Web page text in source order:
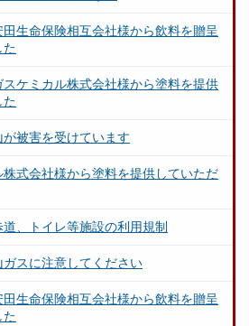
生命保険相互会社様から飲料を贈呈
た
ケミカル株式会社様から塗料を提供
た
被害を受けています
式会社様から塗料を提供していただ
、トイレ等施設の利用規制
スに注意してください
生命保険相互会社様から飲料を贈呈
た